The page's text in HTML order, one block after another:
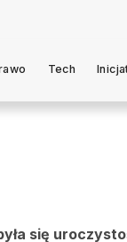
Tech
się